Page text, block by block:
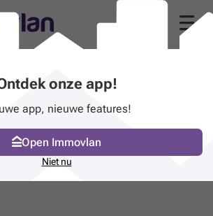
onze app!
app, nieuwe features!
Open Immovlan
Niet nu